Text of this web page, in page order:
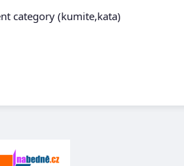
category (kumite,kata)